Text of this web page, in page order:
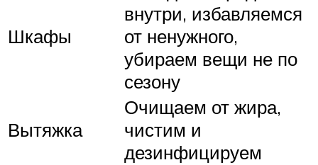
Шкафы
внутри, избавляемся
от ненужного,
убираем вещи не по
сезону
Вытяжка
Очищаем от жира,
чистим и
дезинфицируем